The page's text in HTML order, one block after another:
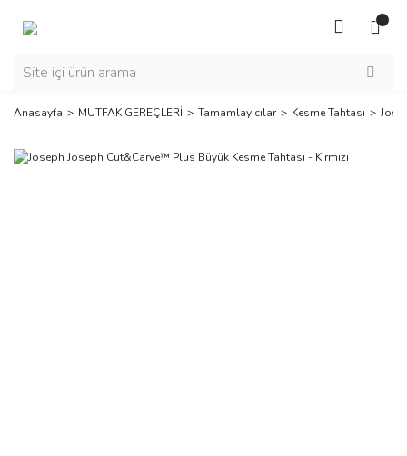
Anasayfa MUTFAK GEREÇLERİ Tamamlayıcılar Kesme Tahtası